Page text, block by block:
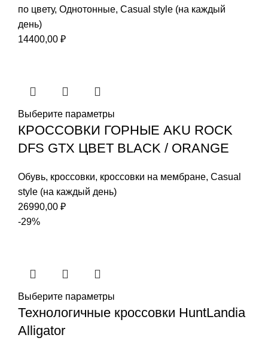
по цвету, Однотонные, Casual style (на каждый
день)
14400,00 ₽
Выберите параметры
КРОССОВКИ ГОРНЫЕ AKU ROCK
DFS GTX ЦВЕТ BLACK / ORANGE
Обувь, кроссовки, кроссовки на мембране, Casual
style (на каждый день)
26990,00 ₽
-29%
Выберите параметры
Технологичные кроссовки HuntLandia
Alligator